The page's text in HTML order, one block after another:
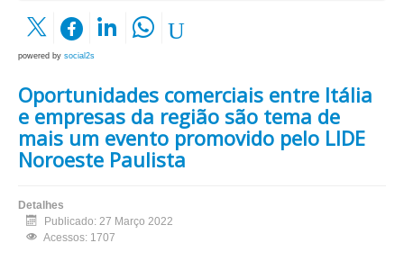
powered by social2s
Oportunidades comerciais entre Itália
e empresas da região são tema de
mais um evento promovido pelo LIDE
Noroeste Paulista
Detalhes
Publicado: 27 Março 2022
Acessos: 1707